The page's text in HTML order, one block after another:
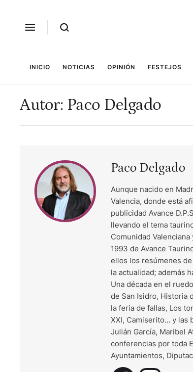
INICIO NOTICIAS OPINIÓN FESTEJOS
Autor: Paco Delgado
Paco Delgado
Aunque nacido en
Valencia, donde está
publicidad Avance
llevando el tema
Comunidad
1993 de Avance
ellos los resúmenes
la actualidad; además
Una década en el
de San Isidro, Historia
la feria de fallas, Los
XXI, Camiserito… y las
Julián García, Maribel
conferencias por toda
Ayuntamientos,